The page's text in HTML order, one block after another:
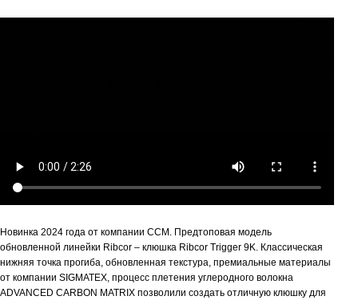
Новинка 2024 года от компании CCM. Предтоповая модель
обновленной линейки Ribcor – клюшка Ribcor Trigger 9K. Классическая
нижняя точка прогиба, обновленная текстура, премиальные материалы
от компании SIGMATEX, процесс плетения углеродного волокна
ADVANCED CARBON MATRIX позволили создать отличную клюшку для